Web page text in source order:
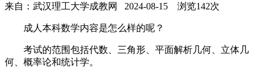
来自：武汉理工大学成教网 2024-08-15 浏览142次
成人本科数学内容是怎么样的呢？
考试的范围包括代数、三角形、平面解析几何、立体几
何、概率论和统计学。